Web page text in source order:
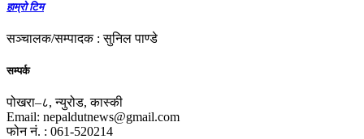
हाम्रो टिम
सञ्चालक/सम्पादक : सुनिल पाण्डे
सम्पर्क
पोखरा–८, न्युरोड, कास्की
Email: nepaldutnews@gmail.com
फोन नं. : 061-520214